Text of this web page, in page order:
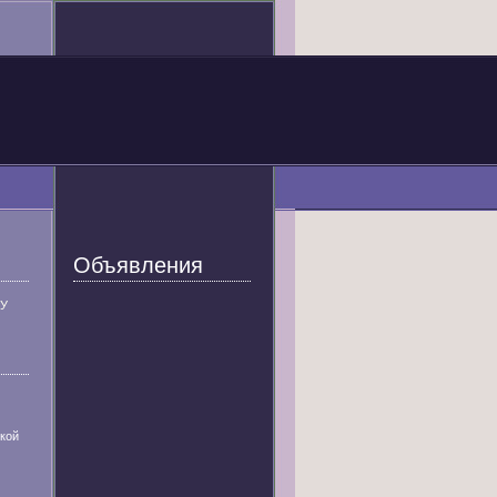
Объявления